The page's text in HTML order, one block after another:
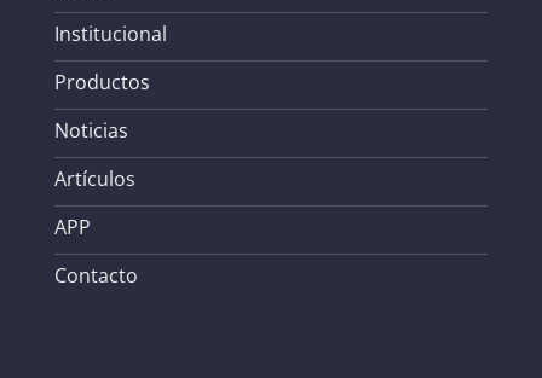
Institucional
Productos
Noticias
Artículos
APP
Contacto